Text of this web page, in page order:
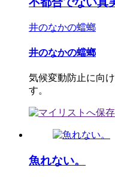
井のなかの蟷螂
井のなかの蟷螂
気候変動防止に向
す。
魚れない。